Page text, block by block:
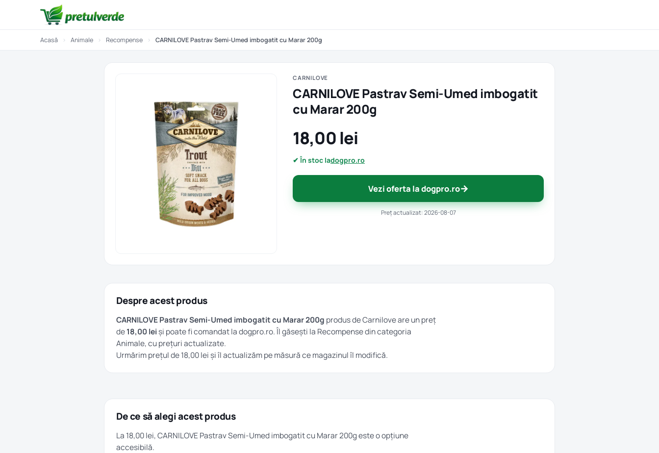
Acasă › Animale › Recompense › CARNILOVE Pastrav Semi-Umed imbogatit cu Marar 200g
CARNILOVE
CARNILOVE Pastrav Semi-Umed imbogatit
cu Marar 200g
18,00 lei
✔ În stoc ladogpro.ro
Vezi oferta la dogpro.ro→
Preț actualizat: 2026-08-07
Despre acest produs
CARNILOVE Pastrav Semi-Umed imbogatit cu Marar 200g produs de Carnilove are un preț
de18,00 lei și poate fi comandat la dogpro.ro. Îl găsești la Recompensedin categoria
Animale, cu prețuri actualizate.
Urmărim prețul de 18,00 lei și îl actualizăm pe măsură ce magazinul îl modifică.
De ce să alegi acest produs
La 18,00 lei, CARNILOVE Pastrav Semi-Umed imbogatit cu Marar 200g este o opțiune
accesibilă.